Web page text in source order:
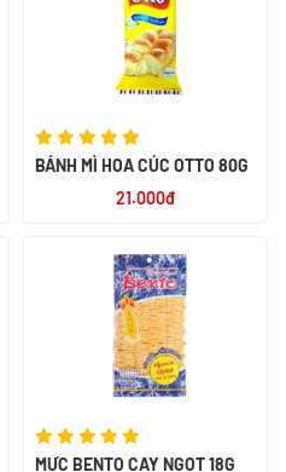
BÁNH MÌ HOA CÚC OTTO 80G
21.000đ
MỰC BENTO CAY NGỌT 18G